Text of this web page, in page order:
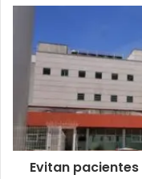
Evitan